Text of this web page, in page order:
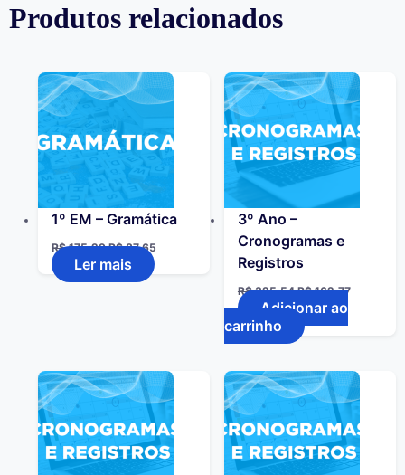
Produtos relacionados
1º EM – Gramática
R$175,29 R$87,65
Ler mais
3º Ano –
Cronogramas e
Registros
R$325,54 R$162,77
Adicionar ao
carrinho